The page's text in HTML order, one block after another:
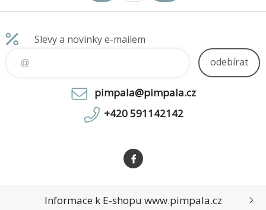
Slevy a novinky e-mailem
odebírat
pimpala@pimpala.cz
+420 591142142
Informace k E-shopu www.pimpala.cz